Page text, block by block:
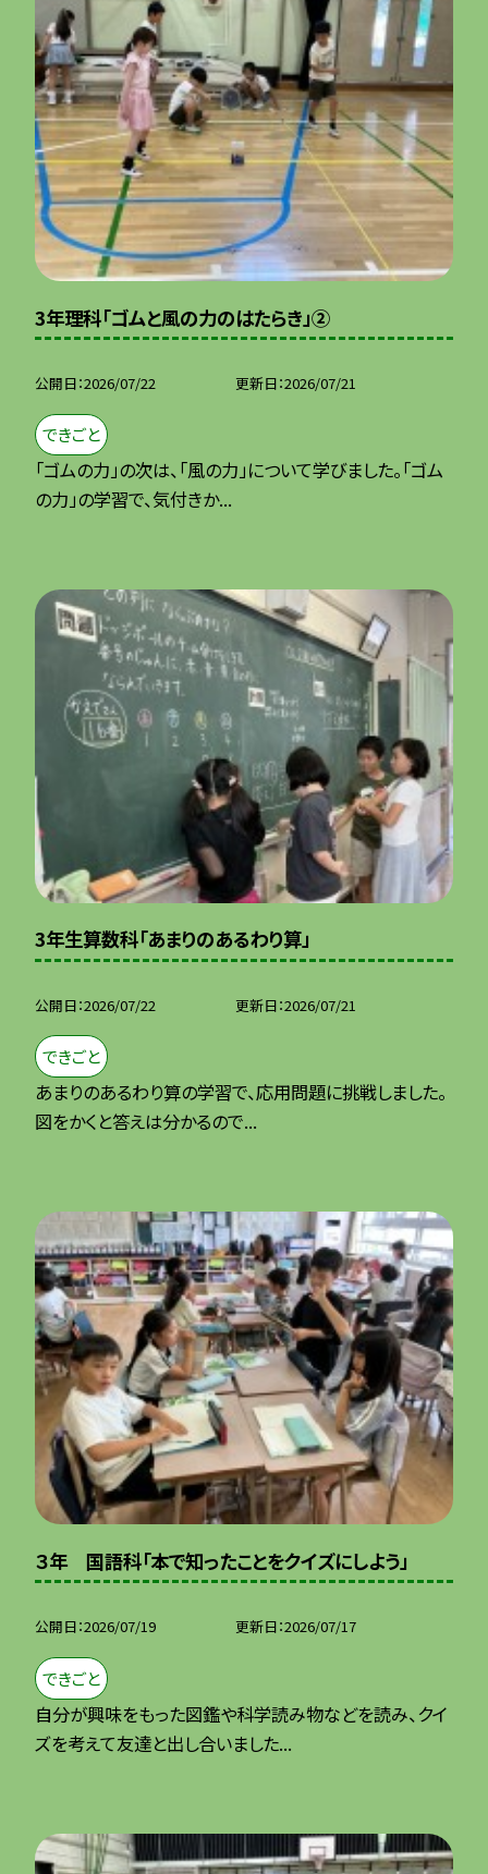
3年理科「ゴムと風の力のはたらき」②
公開日 2026/07/22 更新日 2026/07/21
できごと
「ゴムの力」の次は、「風の力」について学びました。「ゴム
の力」の学習で、気付きか...
3年生算数科「あまりのあるわり算」
公開日 2026/07/22 更新日 2026/07/21
できごと
あまりのあるわり算の学習で、応用問題に挑戦しました。
図をかくと答えは分かるので...
３年 国語科「本で知ったことをクイズにしよう」
公開日 2026/07/19 更新日 2026/07/17
できごと
自分が興味をもった図鑑や科学読み物などを読み、クイ
ズを考えて友達と出し合いました...